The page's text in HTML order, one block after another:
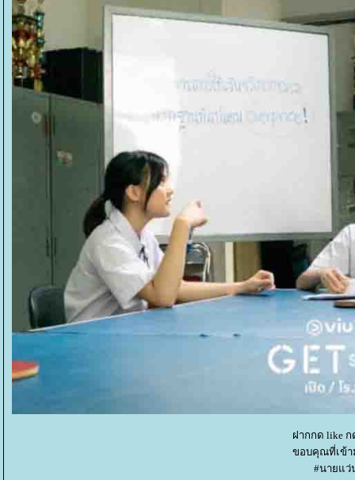
ฝากกด like
ขอบคุณที่เข้า
#นายแว่